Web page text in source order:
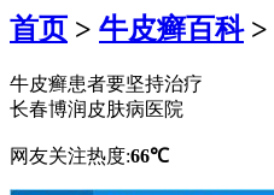
首页 > 牛皮癣百科>
牛皮癣患者要坚持治疗
长春博润皮肤病医院
网友关注热度:66℃